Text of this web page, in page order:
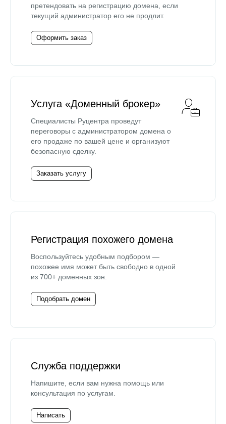
претендовать на регистрацию домена, если
текущий администратор его не продлит.
Оформить заказ
Услуга «Доменный брокер»
Специалисты Руцентра проведут
переговоры с администратором домена о
его продаже по вашей цене и организуют
безопасную сделку.
Заказать услугу
Регистрация похожего домена
Воспользуйтесь удобным подбором —
похожее имя может быть свободно в одной
из 700+ доменных зон.
Подобрать домен
Служба поддержки
Напишите, если вам нужна помощь или
консультация по услугам.
Написать